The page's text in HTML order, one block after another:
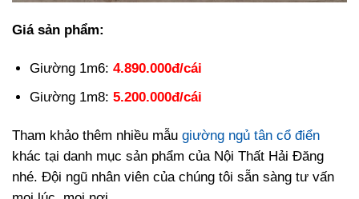
Giá sản phẩm:
Giường 1m6: 4.890.000đ/cái
Giường 1m8: 5.200.000đ/cái
Tham khảo thêm nhiều mẫu giường ngủ tân cổ điển
khác tại danh mục sản phẩm của Nội Thất Hải Đăng
nhé. Đội ngũ nhân viên của chúng tôi sẵn sàng tư vấn